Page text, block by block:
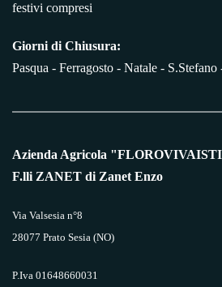
festivi compresi
Giorni di Chiusura:
Pasqua - Ferragosto - Natale - S.Stefano
Azienda Agricola
F.lli ZANET di Zanet Enzo
Via Valsesia n°8
28077 Prato Sesia (NO)
P.Iva 01648660031